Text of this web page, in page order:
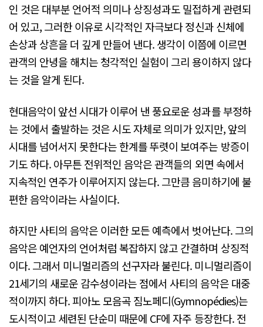
인 것은 대부분 언어적 의미나 상징성과도 밀접하게 관련되
어 있고, 그러한 이유로 시각적인 자극보다 정신과 신체에
손상과 상흔을 더 깊게 만들어 낸다. 생각이 이쯤에 이르면
관객의 안녕을 해치는 청각적인 실험이 그리 용이하지 않다
는 것을 알게 된다.
현대음악이 앞선 시대가 이루어 낸 풍요로운 성과를 부정하
는 것에서 출발하는 것은 시도 자체로 의미가 있지만, 앞의
시대를 넘어서지 못한다는 한계를 뚜렷이 보여주는 방증이
기도 하다. 아무튼 전위적인 음악은 관객들의 외면 속에서
지속적인 연주가 이루어지지 않는다. 그만큼 음미하기에 불
편한 음악이라는 사실이다.
하지만 사티의 음악은 이러한 모든 예측에서 벗어난다. 그의
음악은 예언자의 언어처럼 복잡하지 않고 간결하며 상징적
이다. 그래서 미니멀리즘의 선구자라 불린다. 미니멀리즘이
21세기의 새로운 감수성이라는 점에서 사티의 음악은 대중
적이까지 하다. 피아노 모음곡 짐노페디(Gymnopédies)는
도시적이고 세련된 단순미 때문에 CF에 자주 등장한다. 전